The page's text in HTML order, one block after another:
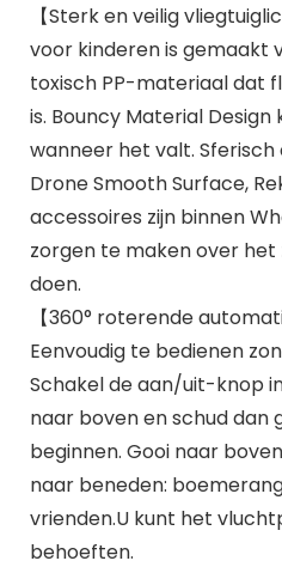
【Sterk en veilig
voor kinderen is gemaakt
toxisch PP-materiaal dat
is. Bouncy Material
wanneer het valt.
Drone Smooth Surface,
accessoires zijn binnen
zorgen te maken over het
doen.
【360° roterende
Eenvoudig te bedienen
Schakel de aan/uit-knop
naar boven en schud dan
beginnen. Gooi naar
naar beneden:
vrienden.U kunt het
behoeften.